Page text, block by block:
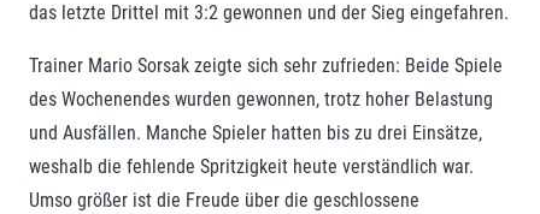
das letzte Drittel mit 3:2 gewonnen und der Sieg eingefahren.
Trainer Mario Sorsak zeigte sich sehr zufrieden: Beide Spiele
des Wochenendes wurden gewonnen, trotz hoher Belastung
und Ausfällen. Manche Spieler hatten bis zu drei Einsätze,
weshalb die fehlende Spritzigkeit heute verständlich war.
Umso größer ist die Freude über die geschlossene